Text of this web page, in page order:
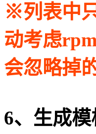
※列表中
动考虑
会忽略掉的
6、生成模